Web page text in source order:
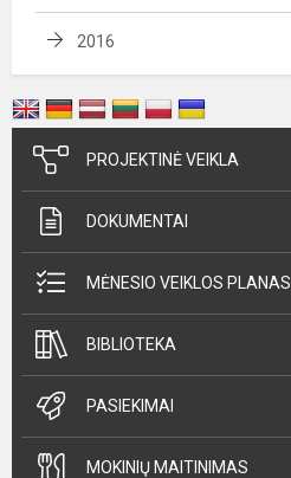
2016
PROJEKTINĖ VEIKLA
DOKUMENTAI
MĖNESIO VEIKLOS PLANAS
BIBLIOTEKA
PASIEKIMAI
MOKINIŲ MAITINIMAS